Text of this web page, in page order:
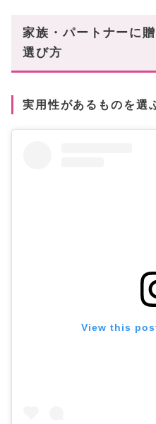
HERMES(エルメス)カ
ARC'TERYX バックパ
家族・パートナーに
選び方
実用性があるものを選
View this